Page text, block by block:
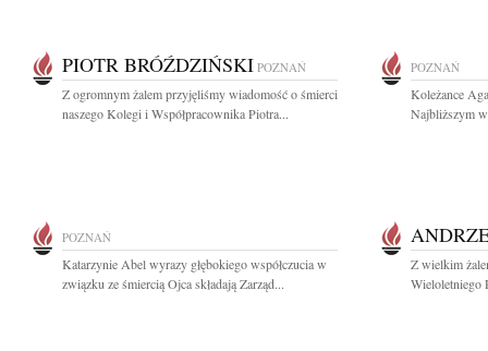
PIOTR BRÓŹDZIŃSKI POZNAŃ
Z ogromnym żalem przyjęliśmy wiadomość o śmierci
naszego Kolegi i Współpracownika Piotra...
POZNAŃ
Koleżance
Najbliższym
POZNAŃ
Katarzynie Abel wyrazy głębokiego współczucia w
związku ze śmiercią Ojca składają Zarząd...
Z wielkim
Wieloletniego